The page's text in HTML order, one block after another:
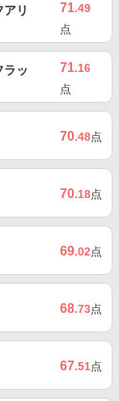
リ
71.49
点
ラッ
71.16
点
70.48点
70.18点
69.02点
68.73点
67.51点